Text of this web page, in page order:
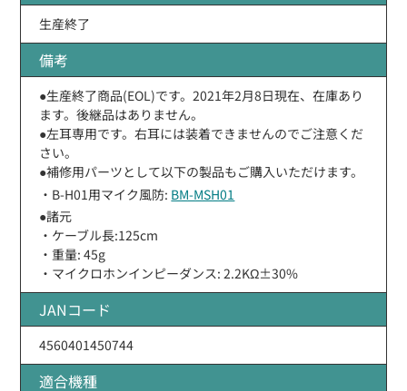
生産終了
備考
●生産終了商品(EOL)です。2021年2月8日現在、在庫あり
ます。後継品はありません。
●左耳専用です。右耳には装着できませんのでご注意くだ
さい。
●補修用パーツとして以下の製品もご購入いただけます。
・B-H01用マイク風防: BM-MSH01
●諸元
・ケーブル長:125cm
・重量: 45g
・マイクロホンインピーダンス: 2.2KΩ±30%
JANコード
4560401450744
適合機種